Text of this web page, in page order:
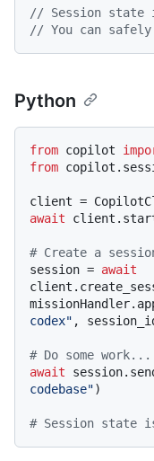
// Session state
// You can
Python
from copilot
from
await
# Create a
session = await
codex" ,
# Do some work...
await
codebase")
# Session state